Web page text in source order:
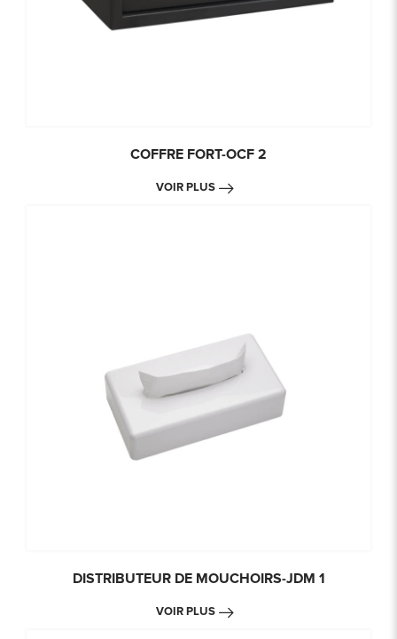
COFFRE FORT-OCF 2
VOIR PLUS
DISTRIBUTEUR DE MOUCHOIRS-JDM 1
VOIR PLUS